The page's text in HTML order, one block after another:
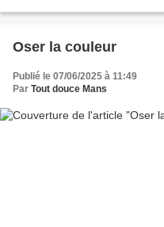
Oser la couleur
Publié le 07/06/2025 à 11:49
Par Tout douce Mans